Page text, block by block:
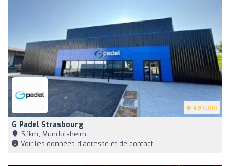
4.9 (200)
G Padel Strasbourg
5,1km, Mundolsheim
Voir les données d'adresse et de contact